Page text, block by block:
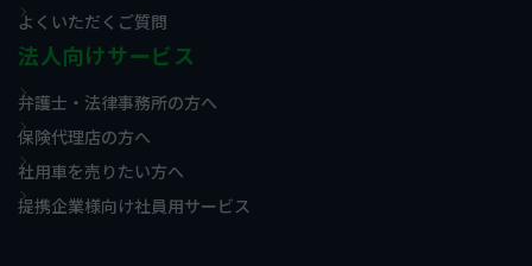
よくいただくご質問
法人向けサービス
弁護士・法律事務所の方へ
保険代理店の方へ
社用車を売りたい方へ
提携企業様向け社員用サービス